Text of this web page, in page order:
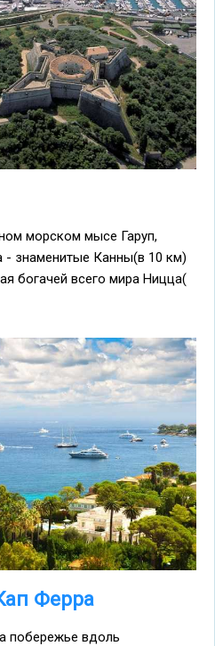
морском мысе Гаруп,
знаменитые Канны(в 10 км)
богачей всего мира Ницца(
Ферра
побережье вдоль